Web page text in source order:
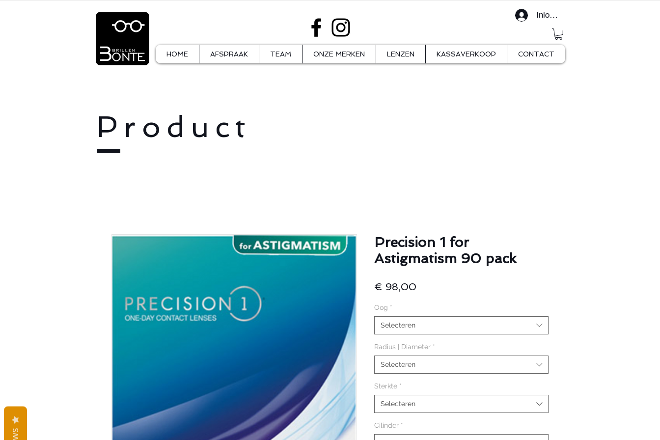
Inloggen
HOME AFSPRAAK TEAM ONZE MERKEN LENZEN KASSAVERKOOP CONTACT
Product
Precision 1 for
Astigmatism 90 pack
€ 98,00
Oog *
Selecteren
Radius | Diameter *
Selecteren
Sterkte *
Selecteren
Cilinder *